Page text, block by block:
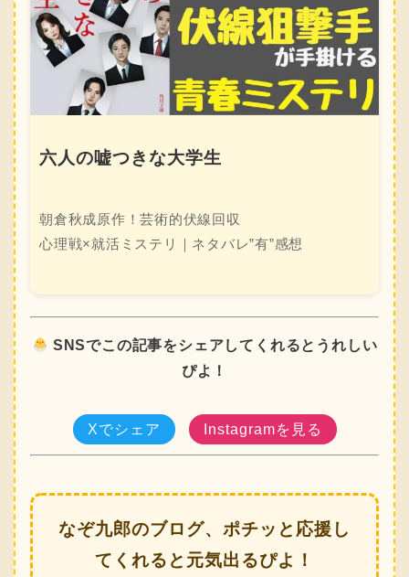
六人の嘘つきな大学生
朝倉秋成原作！芸術的伏線回収
心理戦×就活ミステリ｜ネタバレ”有”感想
SNSでこの記事をシェアしてくれるとうれしい
ぴよ！
Xでシェア Instagramを見る
なぞ九郎のブログ、ポチッと応援し
てくれると元気出るぴよ！